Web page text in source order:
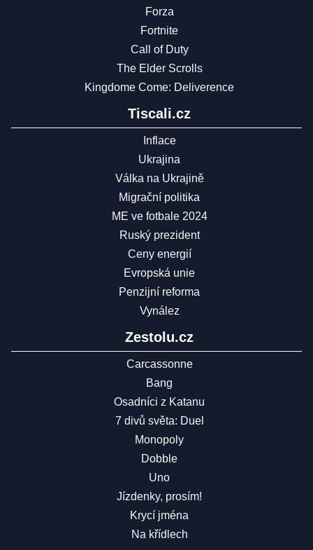
Forza
Fortnite
Call of Duty
The Elder Scrolls
Kingdome Come: Deliverence
Tiscali.cz
Inflace
Ukrajina
Válka na Ukrajině
Migrační politika
ME ve fotbale 2024
Ruský prezident
Ceny energií
Evropská unie
Penzijní reforma
Vynález
Zestolu.cz
Carcassonne
Bang
Osadníci z Katanu
7 divů světa: Duel
Monopoly
Dobble
Uno
Jízdenky, prosím!
Krycí jména
Na křídlech